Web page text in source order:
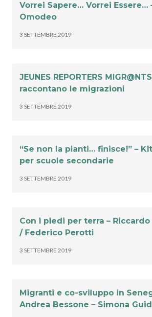
Vorrei Sapere… Vorrei Essere…
Omodeo
3 SETTEMBRE 2019
JEUNES REPORTERS
raccontano le migrazioni
3 SETTEMBRE 2019
“Se non la pianti… finisce!” –
per scuole secondarie
3 SETTEMBRE 2019
Con i piedi per terra –
/ Federico Perotti
3 SETTEMBRE 2019
Migranti e co-sviluppo in
Andrea Bessone – Simona